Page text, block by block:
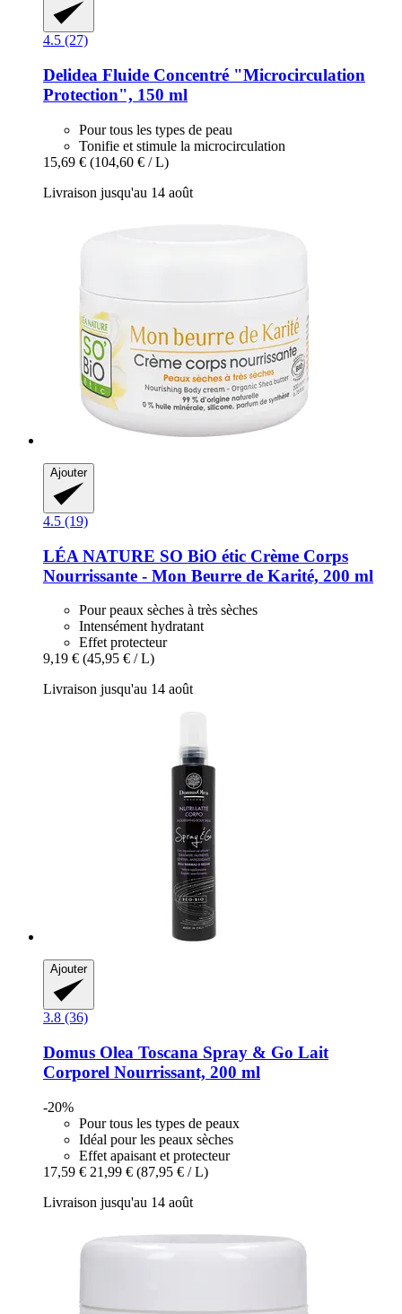
4.5 (27)
Delidea Fluide Concentré "Microcirculation
Protection", 150 ml
Pour tous les types de peau
Tonifie et stimule la microcirculation
15,69 € (104,60 € / L)
Livraison jusqu'au 14 août
Ajouter
4.5 (19)
LÉA NATURE SO BiO étic Crème Corps
Nourrissante -​ Mon Beurre de Karité, 200 ml
Pour peaux sèches à très sèches
Intensément hydratant
Effet protecteur
9,19 € (45,95 € / L)
Livraison jusqu'au 14 août
Ajouter
3.8 (36)
Domus Olea Toscana Spray & Go Lait
Corporel Nourrissant, 200 ml
-20%
Pour tous les types de peaux
Idéal pour les peaux sèches
Effet apaisant et protecteur
17,59 € 21,99 € (87,95 € / L)
Livraison jusqu'au 14 août